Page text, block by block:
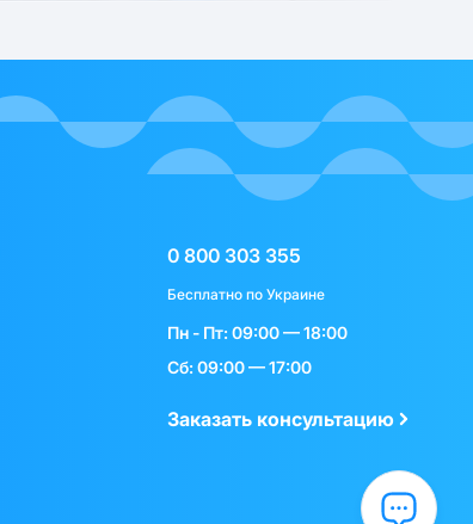
0 800 303 355
Бесплатно по Украине
Пн - Пт: 09:00 — 18:00
Сб: 09:00 — 17:00
Заказать консультацию